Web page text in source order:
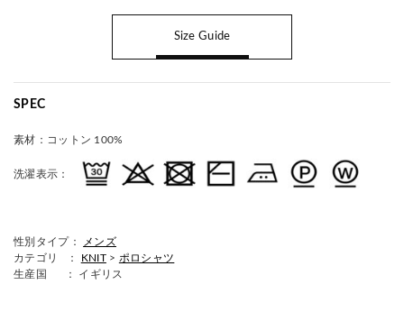
Size Guide
SPEC
素材： コットン 100%
洗濯表示：
性別タイプ：
メンズ
カテゴリ ：
KNIT > ポロシャツ
生産国
： イギリス